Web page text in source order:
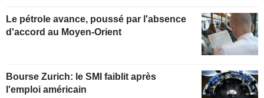
Le pétrole avance, poussé par l'absence
d'accord au Moyen-Orient
Bourse Zurich: le SMI faiblit après
l'emploi américain